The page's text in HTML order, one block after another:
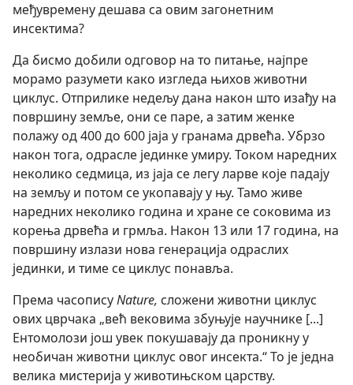
међувремену дешава са овим загонетним
инсектима?
Да бисмо добили одговор на то питање, најпре
морамо разумети како изгледа њихов животни
циклус. Отприлике недељу дана након што изађу на
површину земље, они се паре, а затим женке
полажу од 400 до 600 јаја у гранама дрвећа. Убрзо
након тога, одрасле јединке умиру. Током наредних
неколико седмица, из јаја се легу ларве које падају
на земљу и потом се укопавају у њу. Тамо живе
наредних неколико година и хране се соковима из
корења дрвећа и грмља. Након 13 или 17 година, на
површину излази нова генерација одраслих
јединки, и тиме се циклус понавља.
Према часописуNature, сложени животни циклус
ових цврчака „већ вековима збуњује научнике [...]
Ентомолози још увек покушавају да проникну у
необичан животни циклус овог инсекта.“ То је једна
велика мистерија у животињском царству.